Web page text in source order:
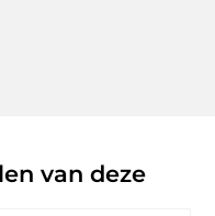
van deze